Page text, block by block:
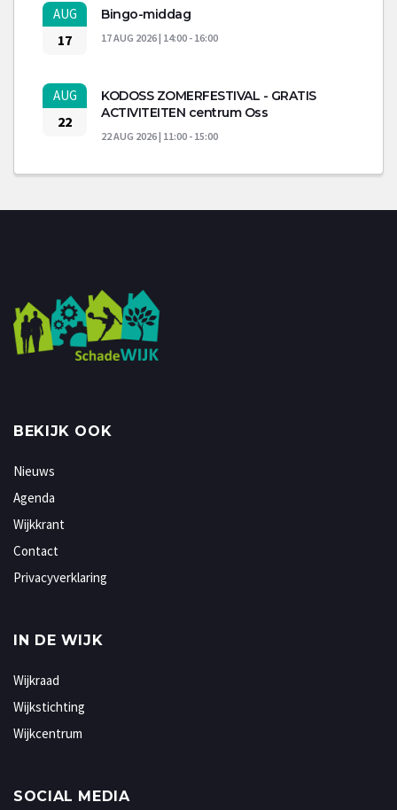
AUG
17
Bingo-middag
17 AUG 2026 | 14:00 - 16:00
AUG
22
KODOSS ZOMERFESTIVAL - GRATIS
ACTIVITEITEN centrum Oss
22 AUG 2026 | 11:00 - 15:00
BEKIJK OOK
Nieuws
Agenda
Wijkkrant
Contact
Privacyverklaring
IN DE WIJK
Wijkraad
Wijkstichting
Wijkcentrum
SOCIAL MEDIA